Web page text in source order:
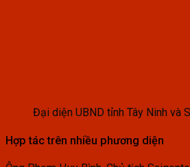
Đại diện UBND tỉnh Tây Ninh và
Hợp tác trên nhiều phương diện